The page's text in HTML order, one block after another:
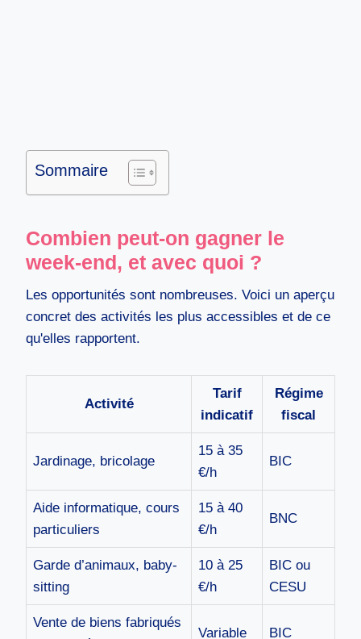
Sommaire
Combien peut-on gagner le
week-end, et avec quoi ?
Les opportunités sont nombreuses. Voici un aperçu
concret des activités les plus accessibles et de ce
qu'elles rapportent.
Activité
Tarif
indicatif
Régime
fiscal
Jardinage, bricolage
15 à 35
€/h
BIC
Aide informatique, cours
particuliers
15 à 40
€/h
BNC
Garde d’animaux, baby-
sitting
10 à 25
€/h
BIC ou
CESU
Vente de biens fabriqués
Variable BIC